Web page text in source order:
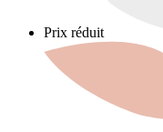
Prix réduit